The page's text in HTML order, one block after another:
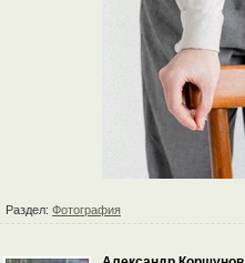
Раздел: Фотография